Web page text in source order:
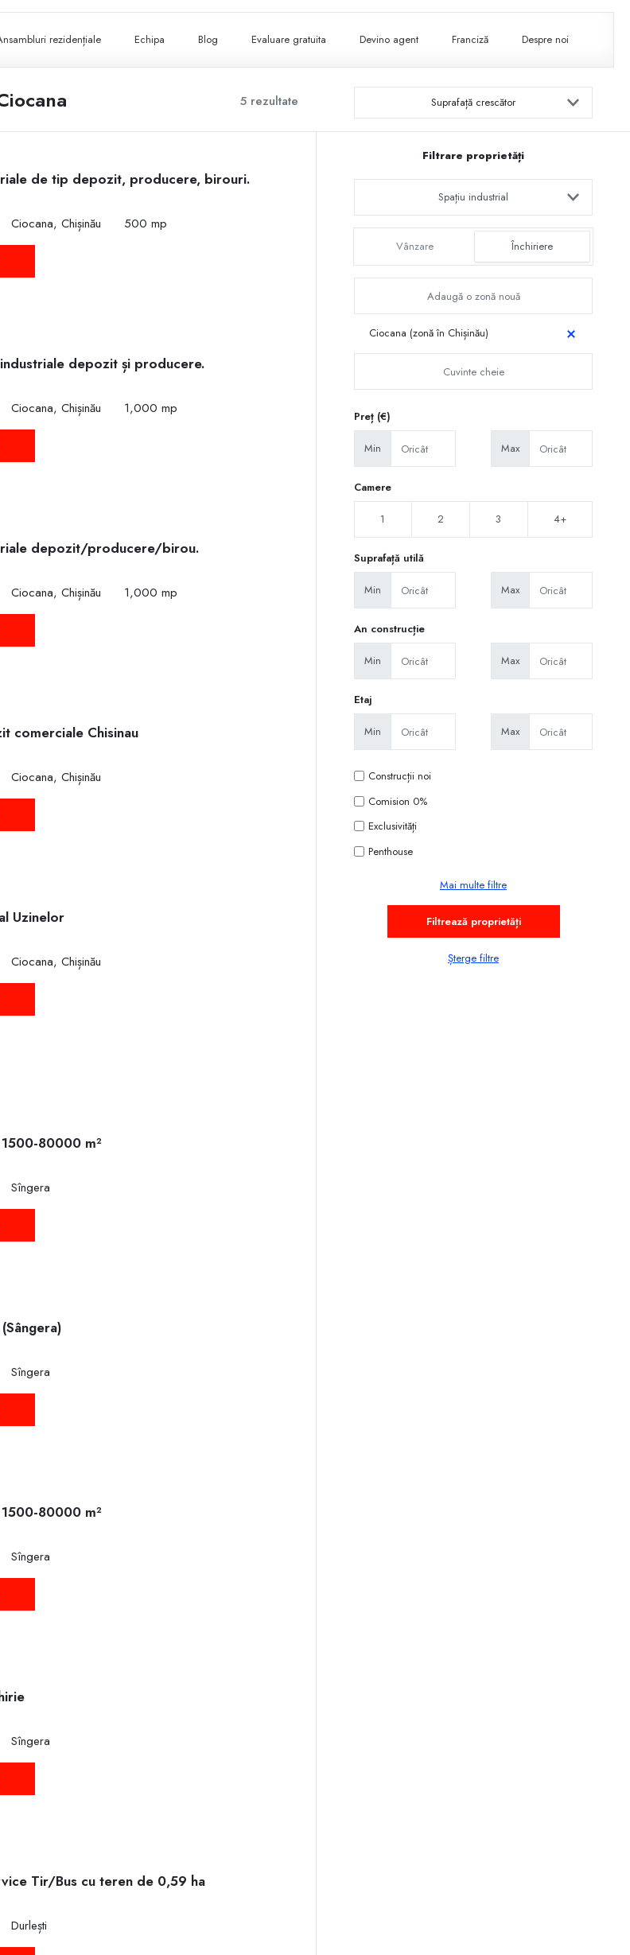
rezidențiale Echipa Blog Evaluare gratuita Devino agent Franciză Despre noi
5 rezultate Suprafață crescător
de tip depozit, producere, birouri.
Ciocana, Chișinău 500 mp
depozit și producere.
Ciocana, Chișinău 1,000 mp
depozit/producere/birou.
Ciocana, Chișinău 1,000 mp
comerciale Chisinau
Ciocana, Chișinău
Uzinelor
Ciocana, Chișinău
80000 m²
Sîngera
Sîngera
80000 m²
Sîngera
Sîngera
Tir/Bus cu teren de 0,59 ha
Durlești
Filtrare proprietăți
Spațiu industrial
Vânzare Închiriere
Ciocana (zonă în Chișinău)
Preț (€)
Min Max
Camere
1 2 3 4+
Suprafață utilă
Min Max
An construcție
Min Max
Etaj
Min Max
Construcții noi
Comision 0%
Exclusivități
Penthouse
Mai multe filtre
Șterge filtre